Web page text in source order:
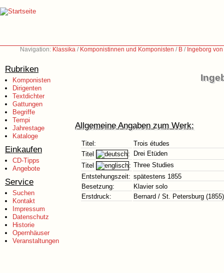
Navigation: Klassika / Komponistinnen und Komponisten / B / Ingeborg
Rubriken
Komponisten
Dirigenten
Textdichter
Gattungen
Begriffe
Tempi
Jahrestage
Kataloge
Einkaufen
CD-Tipps
Angebote
Service
Suchen
Kontakt
Impressum
Datenschutz
Historie
Opernhäuser
Veranstaltungen
Allgemeine Angaben zum Werk:
Titel:
Trois études
Titel
:
Drei Etüden
Titel
: Three Studies
Entstehungszeit: spätestens 1855
Besetzung:
Klavier solo
Erstdruck:
Bernard / St. Petersburg (1855)